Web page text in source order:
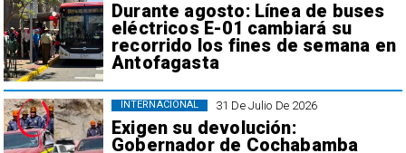
Durante agosto: Línea de buses
eléctricos E-01 cambiará su
recorrido los fines de semana en
Antofagasta
31 De Julio De 2026
Exigen su devolución:
Gobernador de Cochabamba
INTERNACIONAL